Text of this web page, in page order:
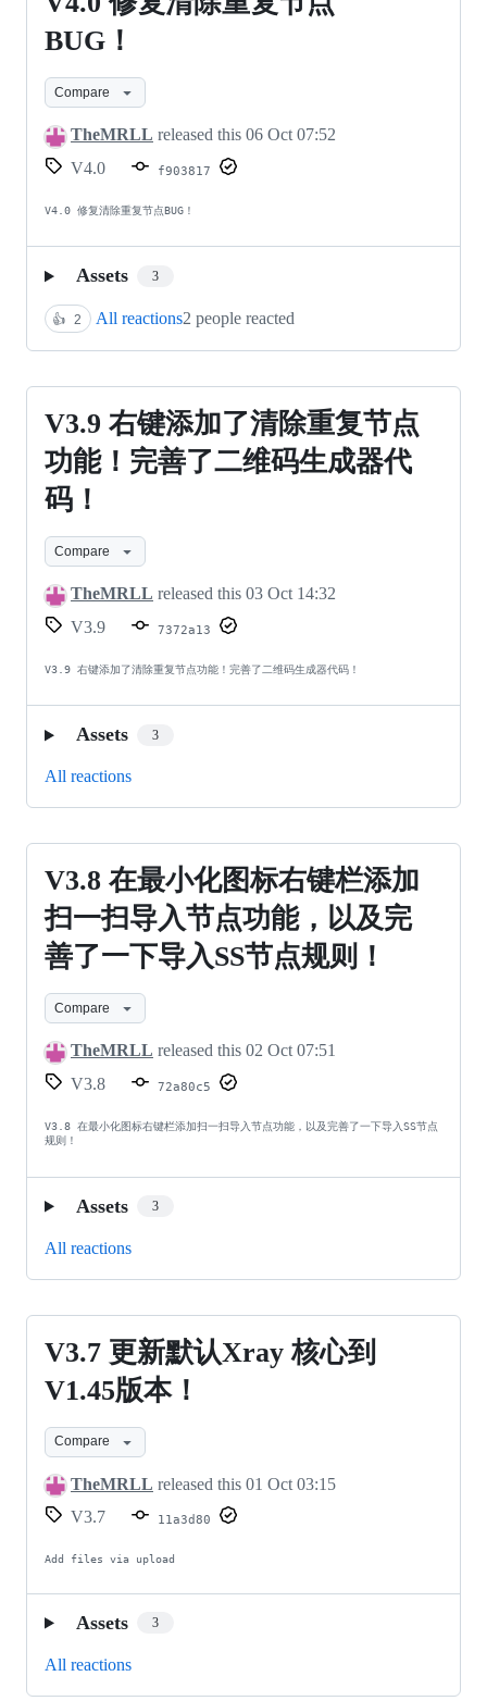
及
生
成
二
支
文
件
解
析
点
件
拽
进
软
件
即
可）！
修
清
除
重
复
节
点
BUG！
BUG！
Compare
TheMRLL released this 06 Oct 07:52
V4.0
f903817
V4.0 修复清除重复节点BUG！
Assets 3
👍 2 All reactions2 people reacted
V3.9
右
键
加
了
清
除
重
复
节
点
功
能！
完
善
了
二
维
码
生
成
器
代
码！
V3.9 右键添加了清除重复节点
功能！完善了二维码生成器代
码！
Compare
TheMRLL released this 03 Oct 14:32
V3.9
7372a13
V3.9 右键添加了清除重复节点功能！完善了二维码生成器代码！
Assets 3
All reactions
V3.8
在
最
化
图
标
右
加
扫
导
入
节
点
完
V3.8 在最小化图标右键栏添加
扫一扫导入节点功能，以及完
善了一下导入SS节点规则！
Compare
TheMRLL released this 02 Oct 07:51
V3.8
72a80c5
V3.8 在最小化图标右键栏添加扫一扫导入节点功能，以及完善了一下导入SS节点
规则！
Assets 3
All reactions
V3.7
更
默
认
Xray
核
心
到
V1.45
版
V3.7 更新默认Xray 核心到
V1.45版本！
Compare
TheMRLL released this 01 Oct 03:15
V3.7
11a3d80
Add files via upload
Assets 3
All reactions